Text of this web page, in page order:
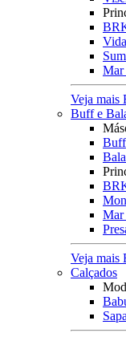
Mar
Veja mais
Buff e
Buff
Mar
Veja mais
Calçados